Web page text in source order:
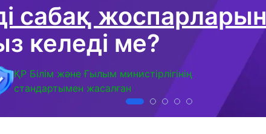
сабақ жоспарларын
келеді ме?
ҚР Білім және Ғылым министірлігінің
стандартымен жасалған